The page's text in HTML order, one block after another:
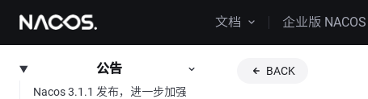
文档 企业版 NACOS
公告
Nacos 3.1.1 发布，进一步加强
BACK